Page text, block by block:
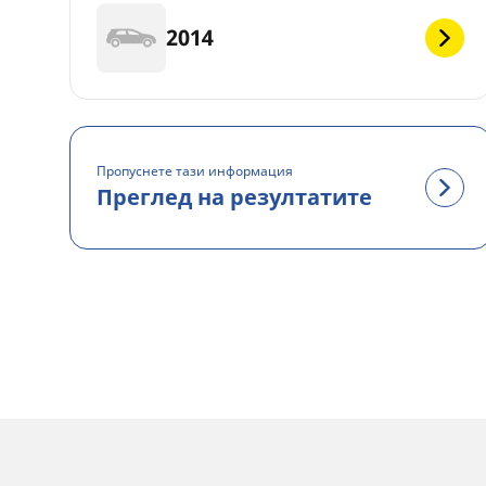
2014
Пропуснете тази информация
Преглед на резултатите